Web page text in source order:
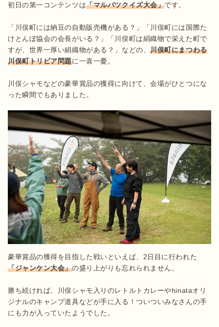
初日の第一コンテンツは「マルバツクイズ大会」です。
「川俣町には納豆の自動販売機がある？」「川俣町には国際た
けとんぼ協会の会長がいる？」「川俣町は絹織物で栄えた町で
すが、世界一厚い絹織物がある？」などの、川俣町にまつわる
川俣町トリビア問題に一喜一憂。
川俣シャモなどの豪華賞品の獲得に向けて、会場がひとつにな
った瞬間でもありました。
豪華賞品の獲得を目指した戦いといえば、2日目に行われた
「ジャンケン大会」の盛り上がりも忘れられません。
勝ち続ければ、川俣シャモ入りのレトルトカレーやhinataオリ
ジナルのキャンプ道具などが手に入る！ついついみなさんの手